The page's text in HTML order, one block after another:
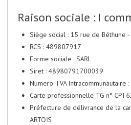
Raison sociale : I
Siège social : 15 rue de Béthune
RCS : 489807917
Forme sociale : SARL
Siret : 48980791700039
Numero TVA Intracommunautaire
Carte professionnelle TG n° CPI
Préfecture de délivrance de la
ARTOIS